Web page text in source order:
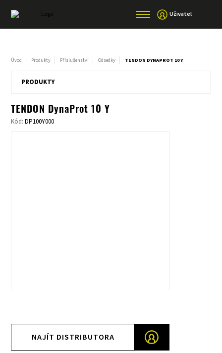
Uživatel
Úvod Produkty Příslušenství Odsedky TENDON DYNAPROT 10 Y
PRODUKTY
TENDON DynaProt 10 Y
Kód:DP100Y000
NAJÍT DISTRIBUTORA